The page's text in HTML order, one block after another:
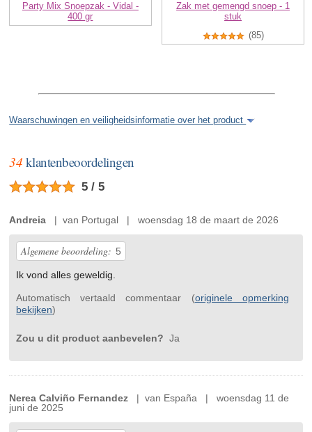
Party Mix Snoepzak - Vidal -
400 gr
Zak met gemengd snoep - 1
stuk
(85)
Waarschuwingen en veiligheidsinformatie over het product
34 klantenbeoordelingen
5 / 5
Andreia | van Portugal | woensdag 18 de maart de 2026
Algemene beoordeling: 5
Ik vond alles geweldig.
Automatisch vertaald commentaar (originele opmerking
bekijken)
Zou u dit product aanbevelen? Ja
Nerea Calviño Fernandez | van España | woensdag 11 de
juni de 2025